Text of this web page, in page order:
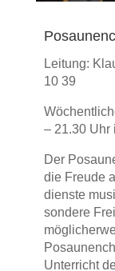
Leitung:
10 39
– 21.30 Uhr
Der
die Freude
dienste
sondere
Unter­richt